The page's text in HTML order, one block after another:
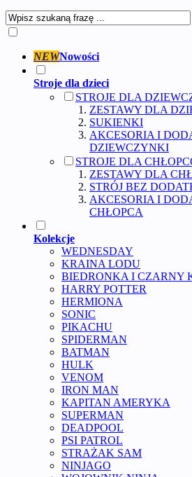
NEWNowości
Stroje dla dzieci
STROJE DLA
ZESTAWY DLA
SUKIENKI
AKCESORIA I
DZIEWCZYNKI
STROJE DLA
ZESTAWY DLA
STRÓJ BEZ
AKCESORIA I
CHŁOPCA
Kolekcje
WEDNESDAY
KRAINA LODU
BIEDRONKA I CZARNY
HARRY POTTER
HERMIONA
SONIC
PIKACHU
SPIDERMAN
BATMAN
HULK
VENOM
IRON MAN
KAPITAN AMERYKA
SUPERMAN
DEADPOOL
PSI PATROL
STRAŻAK SAM
NINJAGO